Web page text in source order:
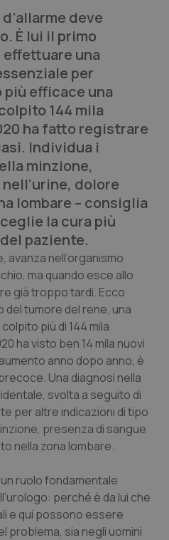
deve
È lui il primo
una
per
efficace una
144 mila
ha fatto registrare
Individua i
minzione,
dolore
lombare – consiglia
la cura più
paziente.
avanza nell’organismo
ma quando esce allo
già troppo tardi. Ecco
del tumore del rene, una
più di 144 mila
ha visto ben 14 mila nuovi
anno dopo anno, è
Una diagnosi nella
svolta a seguito di
per altre indicazioni di tipo
presenza di sangue
nella zona lombare.
ruolo fondamentale
perché è da lui che
e qui possono essere
problema, sia negli uomini